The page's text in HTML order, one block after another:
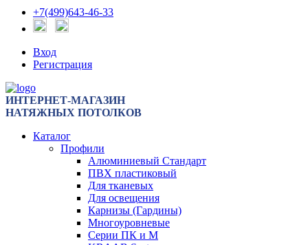
+7(499)643-46-33
Вход
Регистрация
ИНТЕРНЕТ-МАГАЗИН
НАТЯЖНЫХ ПОТОЛКОВ
Каталог
Профили
Алюминиевый Стандарт
ПВХ пластиковый
Для тканевых
Для освещения
Карнизы (Гардины)
Многоуровневые
Серии ПК и М